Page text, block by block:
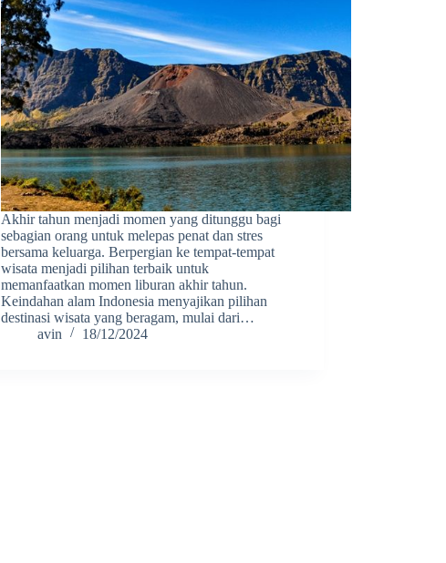
Akhir tahun menjadi momen yang ditunggu bagi
sebagian orang untuk melepas penat dan stres
bersama keluarga. Berpergian ke tempat-tempat
wisata menjadi pilihan terbaik untuk
memanfaatkan momen liburan akhir tahun.
Keindahan alam Indonesia menyajikan pilihan
destinasi wisata yang beragam, mulai dari…
avin
18/12/2024